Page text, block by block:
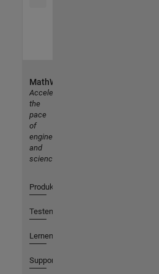
MathWorks
Accelerating
the
pace
of
engineering
and
science
Produkte
Testen oder Kaufen
Lernen
Support